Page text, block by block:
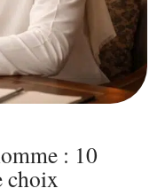
: 10
choix